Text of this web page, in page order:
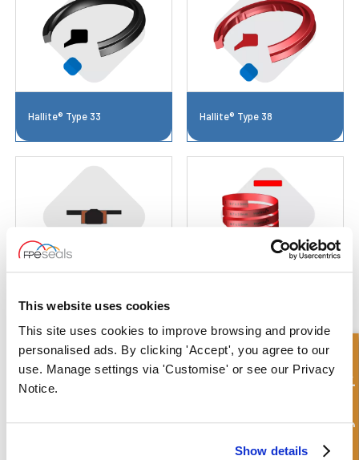
This website uses cookies
This site uses cookies to improve browsing and provide
personalised ads. By clicking 'Accept', you agree to our
use. Manage settings via 'Customise' or see our Privacy
Notice.
Show details
Hallite® Type 33 Hallite® Type 38
Hallite® Type 50
Hurtigforespørsel